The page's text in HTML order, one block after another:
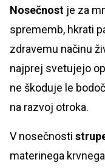
Nosečnost je za
sprememb, hkrati
zdravemu načinu
najprej svetujejo
ne škoduje le
na razvoj otroka.
V nosečnosti
materinega